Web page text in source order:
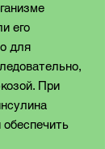
его
для
При
обеспечить